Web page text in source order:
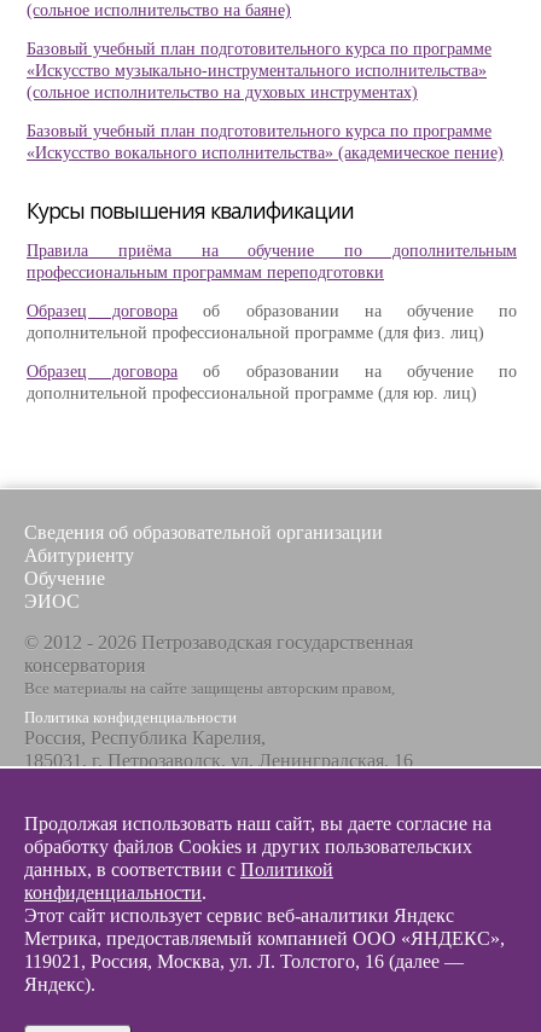
(сольное исполнительство на баяне)
Базовый учебный план подготовительного курса по программе
«Искусство музыкально-инструментального исполнительства»
(сольное исполнительство на духовых инструментах)
Базовый учебный план подготовительного курса по программе
«Искусство вокального исполнительства» (академическое пение)
Курсы повышения квалификации
Правила приёма на обучение по дополнительным
профессиональным программам переподготовки
Образец договора об образовании на обучение по
дополнительной профессиональной программе (для физ. лиц)
Образец договора об образовании на обучение по
дополнительной профессиональной программе (для юр. лиц)
Сведения об образовательной организации
Абитуриенту
Обучение
ЭИОС
© 2012 - 2026 Петрозаводская государственная
консерватория
Все материалы на сайте защищены авторским правом,
Политика конфиденциальности
Россия, Республика Карелия,
185031, г. Петрозаводск, ул. Ленинградская, 16
+7 8142 67-23-67
Эл. почта
info@glazunovcons.ru
© 2012 - 2026 Разработка и поддержка сайта ООО «
Продолжая использовать наш сайт, вы даете согласие на
обработку файлов Cookies и других пользовательских
данных, в соответствии с Политикой
конфиденциальности.
Этот сайт использует сервис веб-аналитики Яндекс
Метрика, предоставляемый компанией ООО «ЯНДЕКС»,
119021, Россия, Москва, ул. Л. Толстого, 16 (далее —
Яндекс).